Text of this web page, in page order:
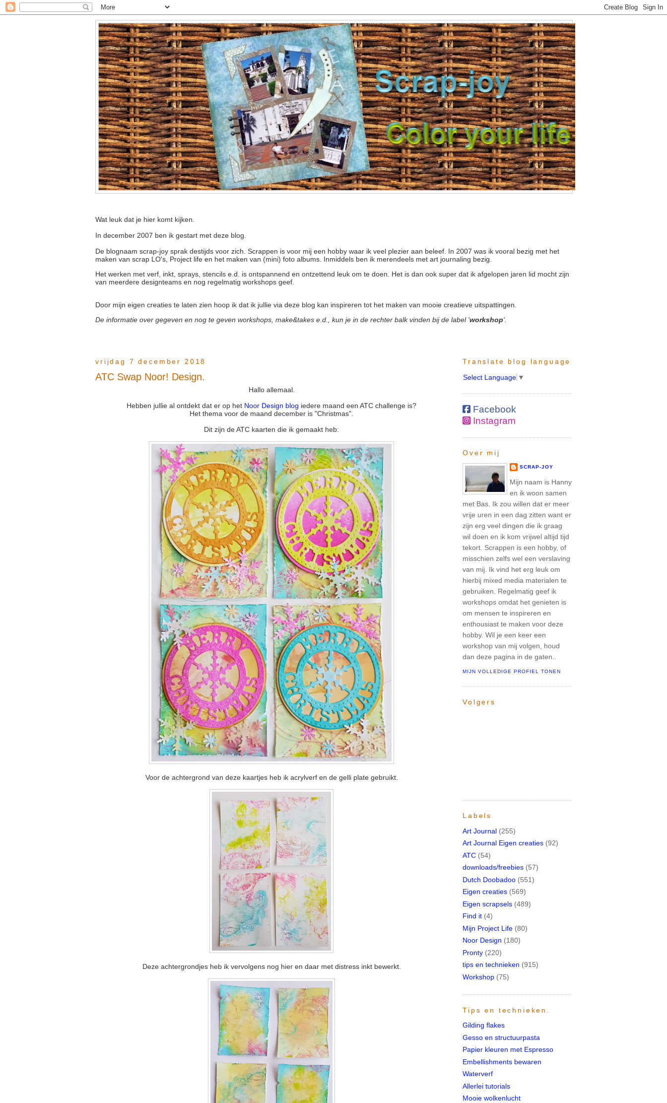
Wat leuk dat je hier komt kijken.
In december 2007 ben ik gestart met deze blog.
De blognaam scrap-joy sprak destijds voor zich. Scrappen is voor mij een hobby waar ik veel plezier aan beleef. In 2007 was ik vooral bezig met het
maken van scrap LO's, Project life en het maken van (mini) foto albums. Inmiddels ben ik merendeels met art journaling bezig.
Het werken met verf, inkt, sprays, stencils e.d. is ontspannend en ontzettend leuk om te doen. Het is dan ook super dat ik afgelopen jaren lid mocht zijn
van meerdere designteams en nog regelmatig workshops geef.
Door mijn eigen creaties te laten zien hoop ik dat ik jullie via deze blog kan inspireren tot het maken van mooie creatieve uitspattingen.
De informatie over gegeven en nog te geven workshops, make&takes e.d., kun je in de rechter balk vinden bij de label 'workshop'.
vrijdag 7 december 2018
ATC Swap Noor! Design.
Hallo allemaal.
Hebben jullie al ontdekt dat er op het Noor Design blog iedere maand een ATC challenge is?
Het thema voor de maand december is "Christmas".
Dit zijn de ATC kaarten die ik gemaakt heb:
Voor de achtergrond van deze kaartjes heb ik acrylverf en de gelli plate gebruikt.
Deze achtergrondjes heb ik vervolgens nog hier en daar met distress inkt bewerkt.
Translate blog language
Select Language ▼
Facebook
Instagram
Over mij
SCRAP-JOY
Mijn naam is Hanny
en ik woon samen
met Bas. Ik zou willen dat er meer
vrije uren in een dag zitten want er
zijn erg veel dingen die ik graag
wil doen en ik kom vrijwel altijd tijd
tekort. Scrappen is een hobby, of
misschien zelfs wel een verslaving
van mij. Ik vind het erg leuk om
hierbij mixed media materialen te
gebruiken. Regelmatig geef ik
workshops omdat het genieten is
om mensen te inspireren en
enthousiast te maken voor deze
hobby. Wil je een keer een
workshop van mij volgen, houd
dan deze pagina in de gaten..
MIJN VOLLEDIGE PROFIEL TONEN
Volgers
Labels
Art Journal (255)
Art Journal Eigen creaties (92)
ATC (54)
downloads/freebies (57)
Dutch Doobadoo (551)
Eigen creaties (569)
Eigen scrapsels (489)
Find it (4)
Mijn Project Life (80)
Noor Design (180)
Pronty (220)
tips en technieken (915)
Workshop (75)
Tips en technieken.
Gilding flakes
Gesso en structuurpasta
Papier kleuren met Espresso
Embellishments bewaren
Waterverf
Allerlei tutorials
Mooie wolkenlucht